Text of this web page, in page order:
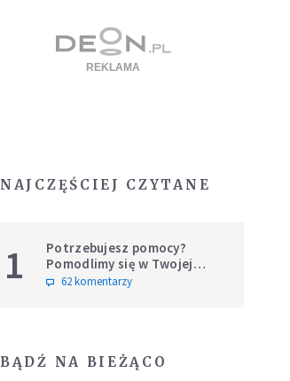
NAJCZĘŚCIEJ CZYTANE
1
Potrzebujesz pomocy?
Pomodlimy się w Twojej
intencji
62 komentarzy
BĄDŹ NA BIEŻĄCO